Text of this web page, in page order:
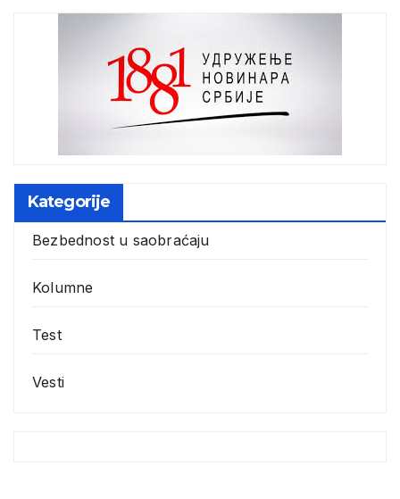
Kategorije
Bezbednost u saobraćaju
Kolumne
Test
Vesti